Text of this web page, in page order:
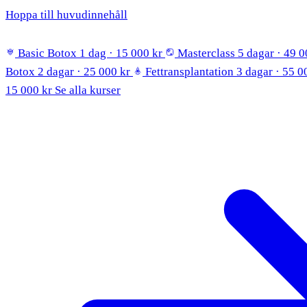
Hoppa till huvudinnehåll
Basic Botox 1 dag · 15 000 kr Masterclass 5 dagar · 49
Botox 2 dagar · 25 000 kr Fettransplantation 3 dagar · 55
15 000 kr Se alla kurser